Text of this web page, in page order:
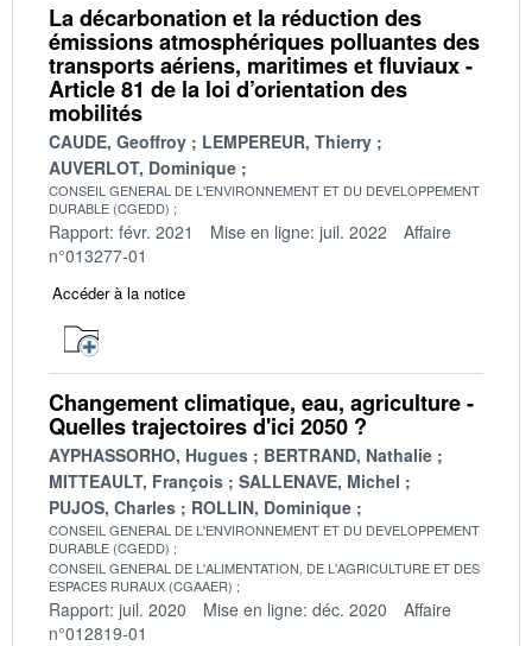
La décarbonation et la réduction des
émissions atmosphériques polluantes des
transports aériens, maritimes et fluviaux -
Article 81 de la loi d’orientation des
mobilités
CAUDE, Geoffroy
LEMPEREUR, Thierry
AUVERLOT, Dominique
CONSEIL GENERAL DE L'ENVIRONNEMENT ET DU DEVELOPPEMENT
DURABLE (CGEDD)
Rapport: févr. 2021 Mise en ligne: juil. 2022
Affaire
n°013277-01
Accéder à la notice
Changement climatique, eau, agriculture -
Quelles trajectoires d'ici 2050 ?
AYPHASSORHO, Hugues
BERTRAND, Nathalie
MITTEAULT, François
SALLENAVE, Michel
PUJOS, Charles
ROLLIN, Dominique
CONSEIL GENERAL DE L'ENVIRONNEMENT ET DU DEVELOPPEMENT
DURABLE (CGEDD)
CONSEIL GENERAL DE L'ALIMENTATION, DE L'AGRICULTURE ET DES
ESPACES RURAUX (CGAAER)
Rapport: juil. 2020 Mise en ligne: déc. 2020
Affaire
n°012819-01